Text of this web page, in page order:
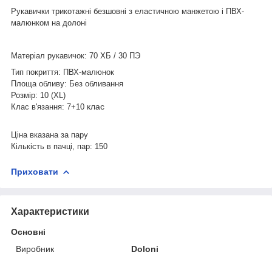
Рукавички трикотажні безшовні з еластичною манжетою і ПВХ-
малюнком на долоні
Матеріал рукавичок: 70 ХБ / 30 ПЭ
Тип покриття: ПВХ-малюнок
Площа обливу: Без обливання
Розмір: 10 (XL)
Клас в'язання: 7+10 клас
Ціна вказана за пару
Кількість в пачці, пар: 150
Приховати
Характеристики
Основні
Виробник
Doloni